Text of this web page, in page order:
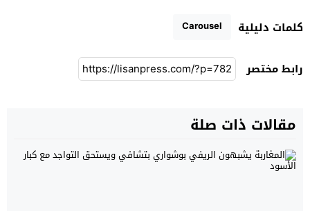
كلمات دليلية Carousel
رابط مختصر
مقالات ذات صلة